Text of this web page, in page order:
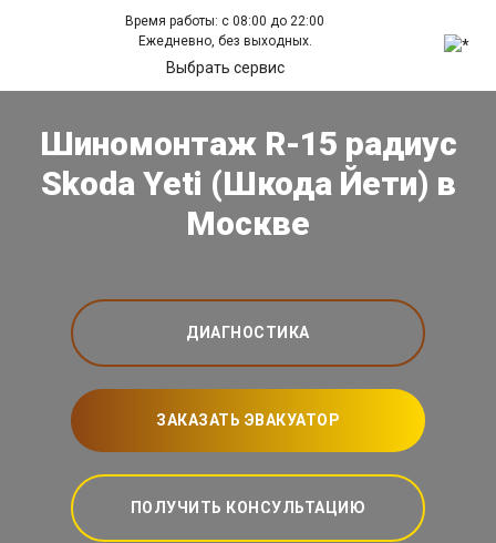
Время работы: с 08:00 до 22:00
Ежедневно, без выходных.
Выбрать сервис
Шиномонтаж R-15 радиус
Skoda Yeti (Шкода Йети) в
Москве
ДИАГНОСТИКА
ЗАКАЗАТЬ ЭВАКУАТОР
ПОЛУЧИТЬ КОНСУЛЬТАЦИЮ